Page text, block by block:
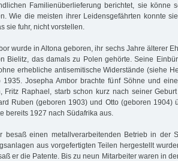
Familienüberlieferung berichtet, sie könne
Wie die meisten ihrer Leidensgefährten konnte
sie fuhr, nicht vorstellen.
wurde in Altona geboren, ihr sechs Jahre älterer
Bielitz, das damals zu Polen gehörte. Seine
erhebliche antisemitische Widerstände (siehe
1935. Josepha Ambor brachte fünf Söhne und
Fritz Raphael, starb schon kurz nach seiner
Ruben (geboren 1903) und Otto (geboren 1904)
bereits 1927 nach Südafrika aus.
besaß einen metallverarbeitenden Betrieb in der
aus vorgefertigten Teilen hergestellt
er die Patente. Bis zu neun Mitarbeiter waren in